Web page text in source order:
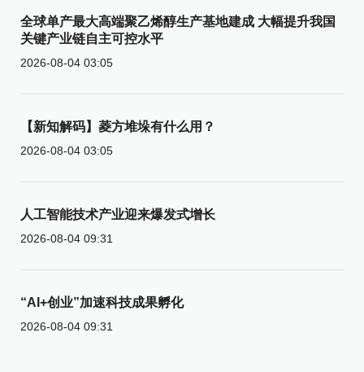
全球单产最大高端聚乙烯醇生产基地建成 大幅提升我国
关键产业链自主可控水平
2026-08-04 03:05
【新知解码】菱方堆垛有什么用？
2026-08-04 03:05
人工智能技术产业迎来爆发式增长
2026-08-04 09:31
“AI+创业”加速科技成果孵化
2026-08-04 09:31